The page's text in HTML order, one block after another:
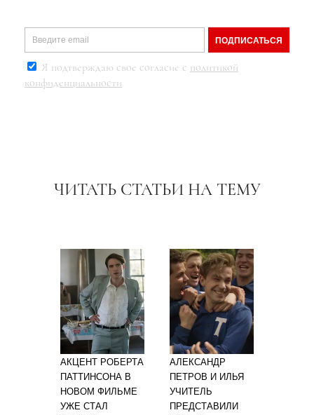
ПОДПИСАТЬСЯ
Я подтверждаю свое согласие с политикой
конфиденциальности
ЧИТАТЬ СТАТЬИ НА ТЕМУ
АКЦЕНТ РОБЕРТА
ПАТТИНСОНА В
НОВОМ ФИЛЬМЕ
УЖЕ СТАЛ
АЛЕКСАНДР
ПЕТРОВ И ИЛЬЯ
УЧИТЕЛЬ
ПРЕДСТАВИЛИ